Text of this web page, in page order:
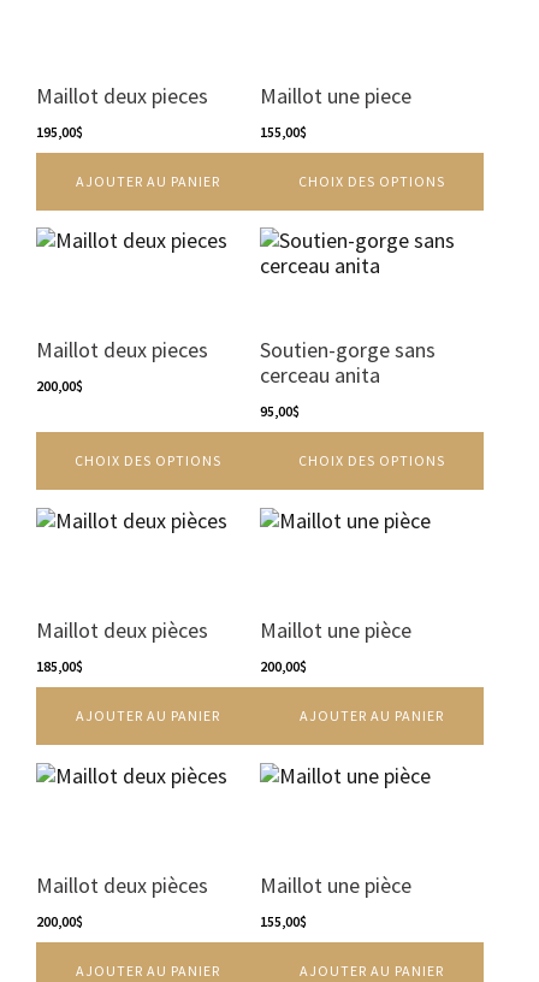
Maillot deux pieces
195,00$
AJOUTER AU PANIER
Maillot une piece
155,00$
CHOIX DES OPTIONS
variations.
Les
options
peuvent
choisies
sur
la
produit
Maillot deux pieces
200,00$
CHOIX DES OPTIONS
Ce
variations.
Les
options
être
choisies
sur
la
Soutien-gorge sans
cerceau anita
95,00$
CHOIX DES OPTIONS
Ce
produit
variations.
Les
options
peuvent
être
choisies
sur
la
Maillot deux pièces
185,00$
AJOUTER AU PANIER
Maillot une pièce
200,00$
AJOUTER AU PANIER
Maillot deux pièces
200,00$
AJOUTER AU PANIER
Maillot une pièce
155,00$
AJOUTER AU PANIER